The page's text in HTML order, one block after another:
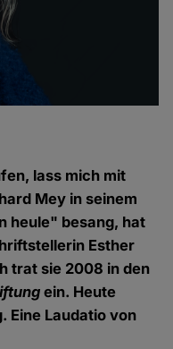
lass mich mit
Mey in seinem
heule" besang, hat
Esther
trat sie 2008 in den
ein. Heute
Eine Laudatio von